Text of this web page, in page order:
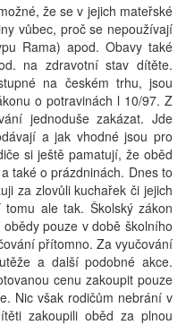
že se v jejich mateřské
vůbec, proč se nepoužívají
Rama) apod. Obavy také
na zdravotní stav dítěte.
na českém trhu, jsou
o potravinách l 10/97. Z
jednoduše zakázat. Jde
a jak vhodné jsou pro
si ještě pamatují, že oběd
také o prázdninách. Dnes to
za zlovůli kuchařek či jejich
ale tak. Školský zákon
pouze v době školního
přítomno. Za vyučování
a další podobné akce.
cenu zakoupit pouze
Nic však rodičům nebrání v
zakoupili oběd za plnou